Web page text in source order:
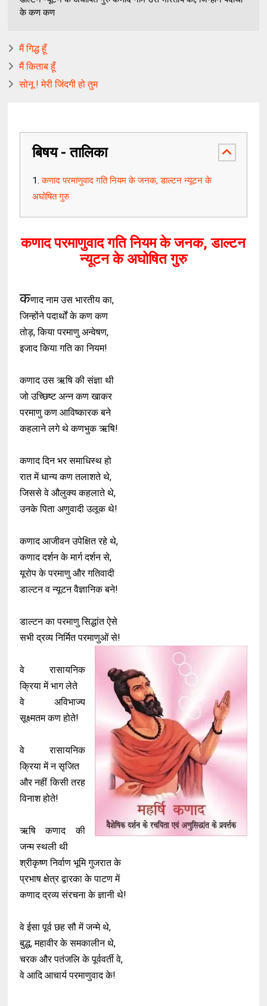
के कण कण
मैं गिद्ध हूँ
मैं किताब हूँ
सोनू ! मेरी जिंदगी हो तुम
बिषय - तालिका
कणाद परमाणुवाद गति नियम के जनक, डाल्टन न्यूटन के
अघोषित गुरु
कणाद परमाणुवाद गति नियम के जनक, डाल्टन
न्यूटन के अघोषित गुरु
कणाद नाम उस भारतीय का,
जिन्होंने पदार्थों के कण कण
तोड़, किया परमाणु अन्वेषण,
इजाद किया गति का नियम!
कणाद उस ऋषि की संज्ञा थी
जो उच्छिष्ट अन्न कण खाकर
परमाणु कण आविष्कारक बने
कहलाने लगे थे कणभुक ऋषि!
कणाद दिन भर समाधिस्थ हो
रात में धान्य कण तलाशते थे,
जिससे वे औलुक्य कहलाते थे,
उनके पिता अणुवादी उलूक थे!
कणाद आजीवन उपेक्षित रहे थे,
कणाद दर्शन के मार्ग दर्शन से,
यूरोप के परमाणु और गतिवादी
डाल्टन व न्यूटन वैज्ञानिक बने!
डाल्टन का परमाणु सिद्धांत ऐसे
सभी द्रव्य निर्मित परमाणुओं से!
वे रासायनिक
क्रिया में भाग लेते
वे अविभाज्य
सूक्ष्मतम कण होते!
वे रासायनिक
क्रिया में न सृजित
और नहीं किसी तरह
विनाश होते!
ऋषि कणाद की
जन्म स्थली थी
श्रीकृष्ण निर्वाण भूमि गुजरात के
प्रभाष क्षेत्र द्वारका के पाटण में
कणाद द्रव्य संरचना के ज्ञानी थे!
वे ईसा पूर्व छह सौ में जन्मे थे,
बुद्ध, महावीर के समकालीन थे,
चरक और पतंजलि के पूर्ववर्ती वे,
वे आदि आचार्य परमाणुवाद के!